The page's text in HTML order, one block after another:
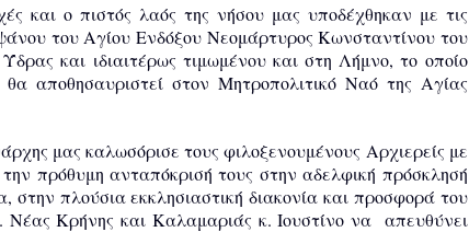
και ο πιστός λαός της νήσου μας υποδέχθηκαν με τις
του Αγίου Ενδόξου Νεομάρτυρος Κωνσταντίνου του
και ιδιαιτέρως τιμωμένου και στη Λήμνο, το οποίο
αποθησαυριστεί στον Μητροπολιτικό Ναό της Αγίας
μας καλωσόρισε τους φιλοξενουμένους Αρχιερείς με
πρόθυμη ανταπόκρισή τους στην αδελφική πρόσκλησή
πλούσια εκκλησιαστική διακονία και προσφορά του
Κρήνης και Καλαμαριάς κ. Ιουστίνο να απευθύνει